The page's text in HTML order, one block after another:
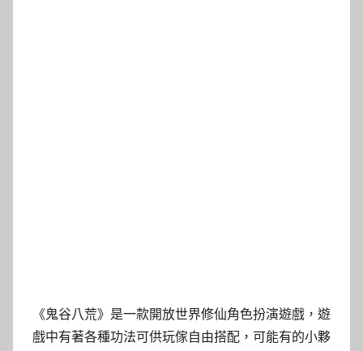
《鬼谷八荒》是一款開放世界修仙角色扮演遊戲，遊
戲中有著各種功法可供玩傢自由搭配，可能有的小夥